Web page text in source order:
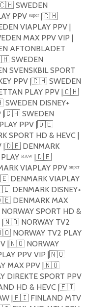
SWEDEN
PPV ˢᵘᵖᵉʳ |🇨🇭
VIAPLAY PPV |
MAX PPV VIP |
AFTONBLADET
SWEDEN
SVENSKBIL SPORT
PPV |🇨🇭SWEDEN
PLAY PPV |🇨🇭
SWEDEN DISNEY+
|🇨🇭SWEDEN
PPV |🇩🇪
SPORT HD & HEVC |
|🇩🇪DENMARK
ᴿᴬᵂ |🇩🇪
VIAPLAY PPV ˢᵘᵖᵉʳ
DENMARK VIAPLAY
DENMARK DISNEY+
DENMARK MAX
SPORT HD &
🇳🇴NORWAY TV2
NORWAY TV2 PLAY
|🇳🇴NORWAY
PPV VIP |🇳🇴
MAX PPV |🇳🇴
DIREKTE SPORT PPV
HD & HEVC |🇫🇮
|🇫🇮FINLAND MTV